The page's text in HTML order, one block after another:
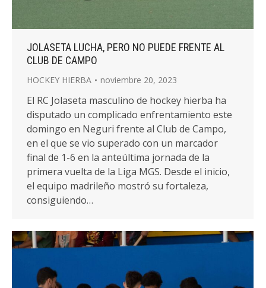
JOLASETA LUCHA, PERO NO PUEDE FRENTE AL
CLUB DE CAMPO
HOCKEY HIERBA noviembre 20, 2023
El RC Jolaseta masculino de hockey hierba ha
disputado un complicado enfrentamiento este
domingo en Neguri frente al Club de Campo,
en el que se vio superado con un marcador
final de 1-6 en la anteúltima jornada de la
primera vuelta de la Liga MGS. Desde el inicio,
el equipo madrileño mostró su fortaleza,
consiguiendo…